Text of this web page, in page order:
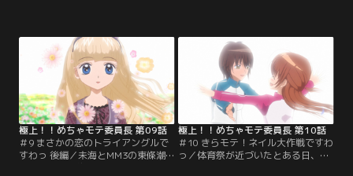
しゃれの楽しさを教えるとタンカを
切る。さっそく放課後一緒にショッ
ピングに出かけるが、可愛いものを
強く拒絶をする間中。しかし、ヒラ
ミニというファッション用語を間中
が知っていて…。【提供：バンダイ
チャンネル】
海のもとに相談を持ちかけるよう
に！そんな様子をそっと見守ってき
たプリクラの姫野華恋も、未海にな
ら…と、誰にも言えなかった恋の悩
みを打ち明ける。華恋の恋のお相手
は何とプリクラのセイン！【提供：
バンダイチャンネル】
極上！！めちゃモテ委員長 第09話
＃9 まさかの恋のトライアングルで
すわっ 後編／未海とMM3の東條潮
が映画に行く約束の日、同じくMM3
極上！！めちゃモテ委員長 第10話
＃10 きらモテ！ネイル大作戦ですわ
っ／体育祭が近づいたとある日、未